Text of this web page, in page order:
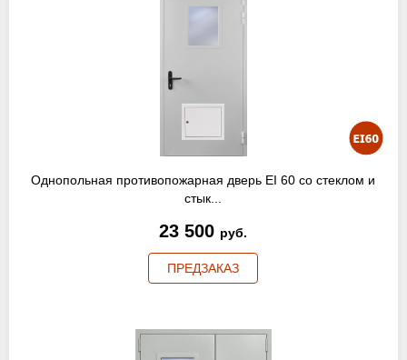
Однопольная противопожарная дверь EI 60 со стеклом и
стык...
23 500 руб.
ПРЕДЗАКАЗ